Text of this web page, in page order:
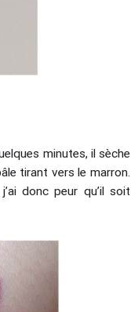
minutes, il sèche
tirant vers le marron.
donc peur qu’il soit